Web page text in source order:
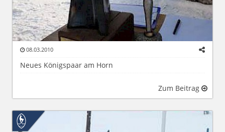
08.03.2010
Neues Königspaar am Horn
Zum Beitrag